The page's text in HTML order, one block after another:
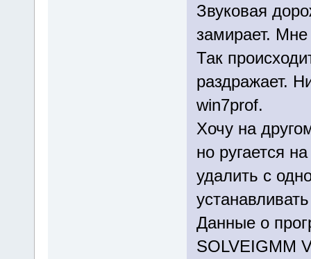
Звуковая
замирает.
Так
раздражает.
win7prof.
Хочу на
но ругается
удалить с
Данные о
SOLVEIGMM